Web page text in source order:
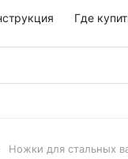
Где
Ножки для стальных